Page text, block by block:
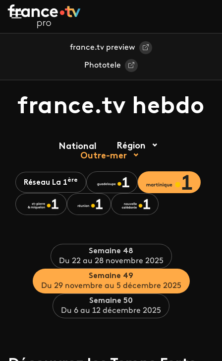
Aller au contenu principal
france.tv preview
Phototele
france.tv hebdo
National
Région
Outre-mer
Réseau La 1ère
Semaine 48
Du 22 au 28 novembre 2025
Semaine 49
Du 29 novembre au 5 décembre 2025
Semaine 50
Du 6 au 12 décembre 2025